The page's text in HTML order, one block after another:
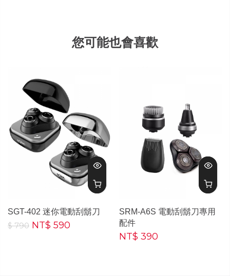
您可能也會喜歡
SGT-402 迷你電動刮鬍刀
$ 790 NT$ 590
SRM-A6S 電動刮鬍刀專用
配件
NT$ 390